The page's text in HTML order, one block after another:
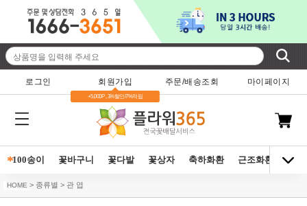
로그인 회원가입
+5,000P , 3%할인/7%적립
주문/배송조회 마이페이지
*100송이 꽃바구니 꽃다발 꽃상자 축하화환 근조화환 동양
HOME > 종류별 > 관 엽